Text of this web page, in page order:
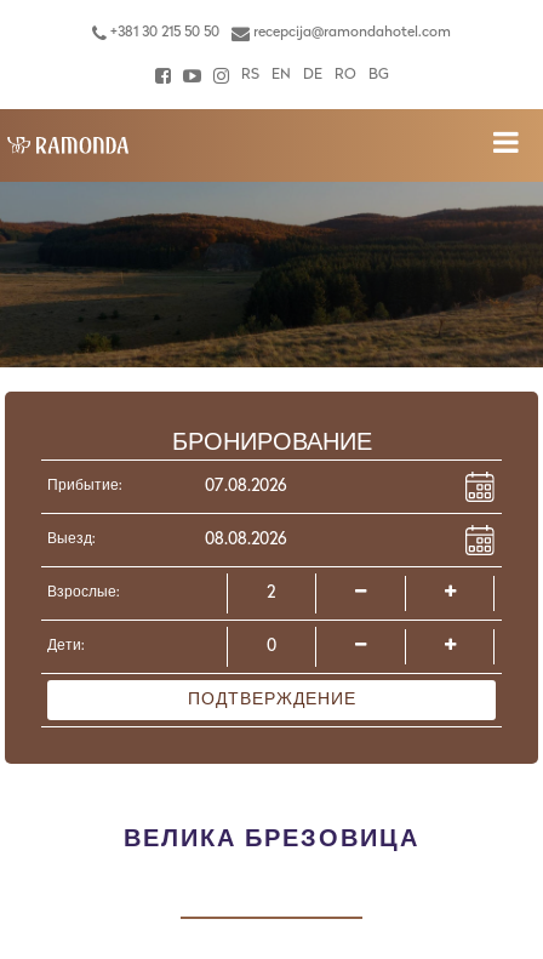
+381 30 215 50 50 recepcija@ramondahotel.com
RS EN DE RO BG
БРОНИРОВАНИЕ
Прибытие:
Выезд:
Взрослые:
Дети:
ПОДТВЕРЖДЕНИЕ
ВЕЛИКА БРЕЗОВИЦА